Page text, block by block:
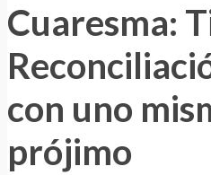
Cuaresma:
con uno
prójimo